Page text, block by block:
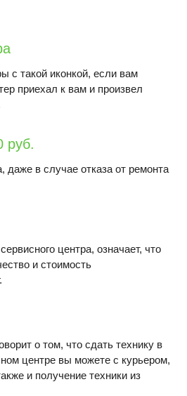
с такой иконкой, если вам
приехал к вам и произвел
руб.
даже в случае отказа от ремонта
центра, означает, что
и стоимость
о том, что сдать технику в
центре вы можете с курьером,
и получение техники из